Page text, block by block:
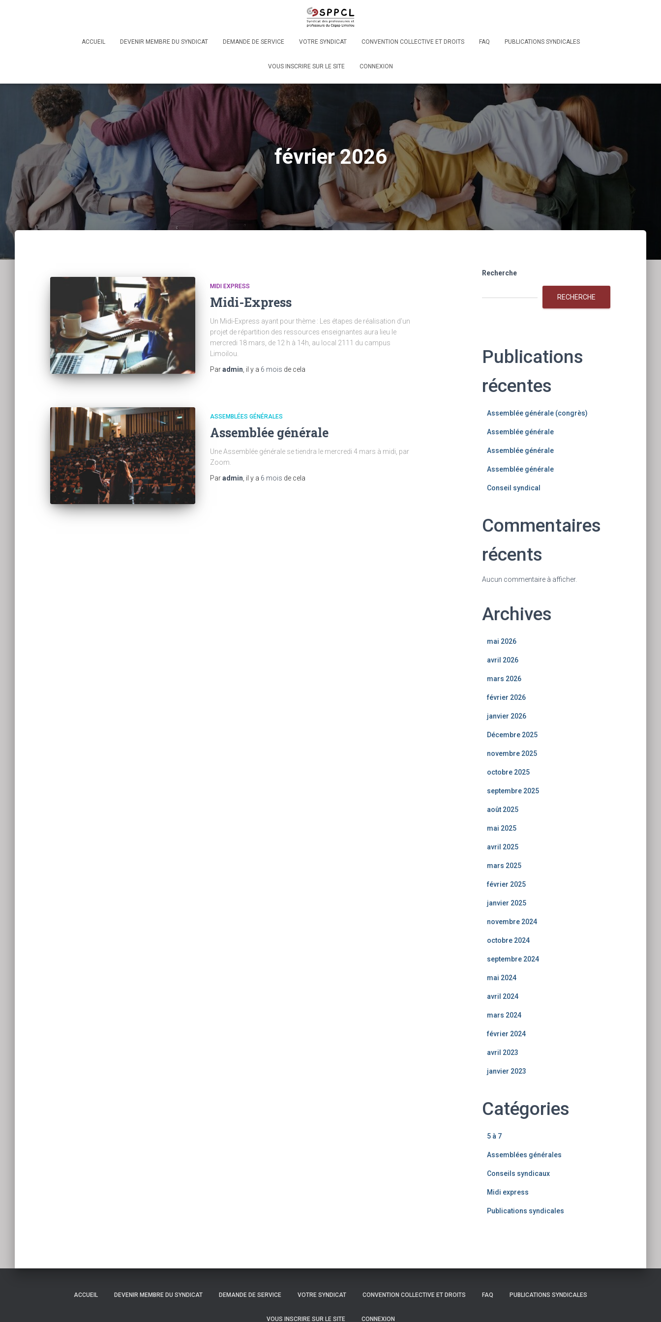
ACCUEIL DEVENIR MEMBRE DU SYNDICAT DEMANDE DE SERVICE VOTRE SYNDICAT CONVENTION COLLECTIVE ET DROITS FAQ PUBLICATIONS SYNDICALES
VOUS INSCRIRE SUR LE SITE CONNEXION
février 2026
MIDI EXPRESS
Midi-Express
Un Midi-Express ayant pour thème : Les étapes de réalisation d’un
projet de répartition des ressources enseignantes aura lieu le
mercredi 18 mars, de 12 h à 14h, au local 2111 du campus
Limoilou.
Paradmin , il y a 6 mois de cela
ASSEMBLÉES GÉNÉRALES
Assemblée générale
Une Assemblée générale se tiendra le mercredi 4 mars à midi, par
Zoom.
Paradmin , il y a 6 mois de cela
Recherche
RECHERCHE
Publications
récentes
Assemblée générale (congrès)
Assemblée générale
Assemblée générale
Assemblée générale
Conseil syndical
Commentaires
récents
Aucun commentaire à afficher.
Archives
mai 2026
avril 2026
mars 2026
février 2026
janvier 2026
Décembre 2025
novembre 2025
octobre 2025
septembre 2025
août 2025
mai 2025
avril 2025
mars 2025
février 2025
janvier 2025
novembre 2024
octobre 2024
septembre 2024
mai 2024
avril 2024
mars 2024
février 2024
avril 2023
janvier 2023
Catégories
5 à 7
Assemblées générales
Conseils syndicaux
Midi express
Publications syndicales
ACCUEIL DEVENIR MEMBRE DU SYNDICAT DEMANDE DE SERVICE VOTRE SYNDICAT CONVENTION COLLECTIVE ET DROITS FAQ PUBLICATIONS SYNDICALES
VOUS INSCRIRE SUR LE SITE CONNEXION